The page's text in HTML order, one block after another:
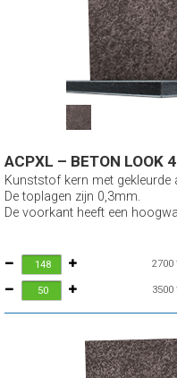
ACPXL – BETON LOOK
Kunststof kern met gekleurde
De toplagen zijn 0,3mm.
De voorkant heeft een
2700
3500